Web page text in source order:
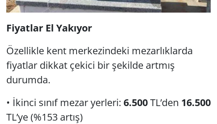
Fiyatlar El Yakıyor
Özellikle kent merkezindeki mezarlıklarda
fiyatlar dikkat çekici bir şekilde artmış
durumda.
• İkinci sınıf mezar yerleri: 6.500TL’den 16.500
TL’ye (%153 artış)